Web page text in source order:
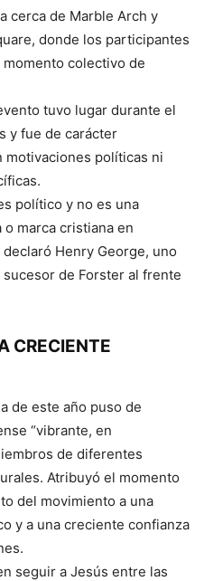
cerca de Marble Arch y
donde los participantes
colectivo de
tuvo lugar durante el
y fue de carácter
políticas ni
político y no es una
marca cristiana en
Henry George, uno
de Forster al frente
CRECIENTE
de este año puso de
“vibrante, en
de diferentes
Atribuyó el momento
del movimiento a una
y a una creciente confianza
seguir a Jesús entre las